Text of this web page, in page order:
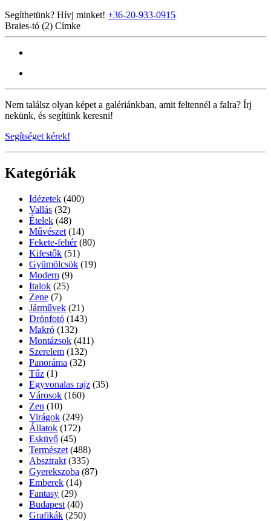
Segíthetünk? Hívj minket! +36-20-933-0915
Braies-tó (2) Címke
Nem találsz olyan képet a galériánkban, amit feltennél a falra? Írj
nekünk, és segítünk keresni!
Segítséget kérek!
Kategóriák
Idézetek (400)
Vallás (32)
Ételek (48)
Művészet (14)
Fekete-fehér (80)
Kifestők (51)
Gyümölcsök (19)
Modern (9)
Italok (25)
Zene (7)
Járművek (21)
Drónfotó (143)
Makró (132)
Montázsok (411)
Szerelem (132)
Panoráma (32)
Tűz (1)
Egyvonalas rajz (35)
Városok (160)
Zen (10)
Virágok (249)
Állatok (172)
Esküvő (45)
Természet (488)
Absztrakt (335)
Gyerekszoba (87)
Emberek (14)
Fantasy (29)
Budapest (40)
Grafikák (250)